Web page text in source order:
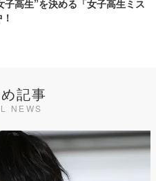
子高生”を決める「女子高生ミス
記事
NEWS